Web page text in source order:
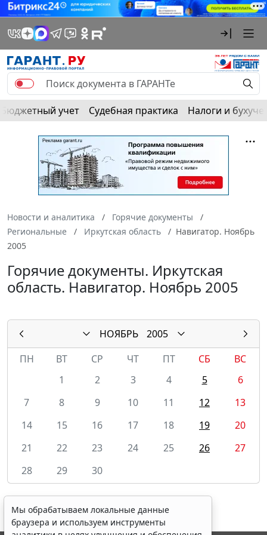
Бюджетный учет Судебная практика Налоги и
Новости и аналитика
Горячие документы
Региональные
Иркутская область
Навигатор. Ноябрь
2005
Горячие документы. Иркутская
область. Навигатор. Ноябрь 2005
НОЯБРЬ
2005
ПН
ВТ СР ЧТ ПТ СБ
ВС
1
2 3 4 5
6
7
8 9 10 11 12
13
14
15 16 17 18 19
20
21
22 23 24 25 26
27
28
29 30
Мы обрабатываем локальные данные
браузера и используем инструменты